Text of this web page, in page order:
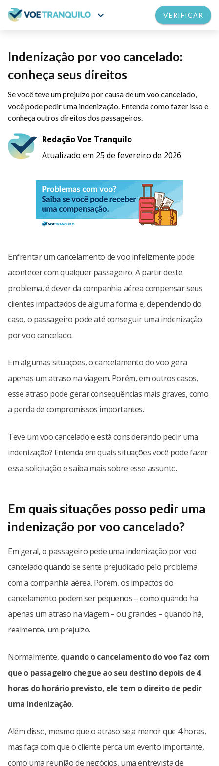
expand_more VERIFICAR
Indenização por voo cancelado:
conheça seus direitos
Se você teve um prejuízo por causa de um voo cancelado,
você pode pedir uma indenização. Entenda como fazer isso e
conheça outros direitos dos passageiros.
Redação Voe Tranquilo
Atualizado em 25 de fevereiro de 2026
Enfrentar um cancelamento de voo infelizmente pode
acontecer com qualquer passageiro. A partir deste
problema, é dever da companhia aérea compensar seus
clientes impactados de alguma forma e, dependendo do
caso, o passageiro pode até conseguir uma indenização
por voo cancelado.
Em algumas situações, o cancelamento do voo gera
apenas um atraso na viagem. Porém, em outros casos,
esse atraso pode gerar consequências mais graves, como
a perda de compromissos importantes.
Teve um voo cancelado e está considerando pedir uma
indenização? Entenda em quais situações você pode fazer
essa solicitação e saiba mais sobre esse assunto.
Em quais situações posso pedir uma
indenização por voo cancelado?
Em geral, o passageiro pede uma indenização por voo
cancelado quando se sente prejudicado pelo problema
com a companhia aérea. Porém, os impactos do
cancelamento podem ser pequenos – como quando há
apenas um atraso na viagem – ou grandes – quando há,
realmente, um prejuízo.
Normalmente, quando o cancelamento do voo faz com
que o passageiro chegue ao seu destino depois de 4
horas do horário previsto, ele tem o direito de pedir
uma indenização.
Além disso, mesmo que o atraso seja menor que 4 horas,
mas faça com que o cliente perca um evento importante,
como uma reunião de negócios, uma entrevista de